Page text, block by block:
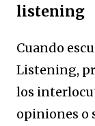
listening
Cuando
Listening,
los
opiniones o